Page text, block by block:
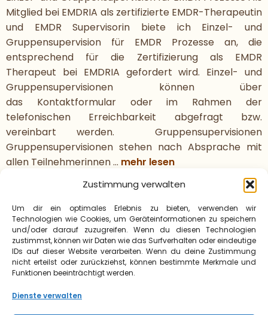
Zustimmung verwalten
Um dir ein optimales Erlebnis zu bieten, verwenden wir
Technologien wie Cookies, um Geräteinformationen zu speichern
und/oder darauf zuzugreifen. Wenn du diesen Technologien
zustimmst, können wir Daten wie das Surfverhalten oder eindeutige
IDs auf dieser Website verarbeiten. Wenn du deine Zustimmung
nicht erteilst oder zurückziehst, können bestimmte Merkmale und
Funktionen beeinträchtigt werden.
Dienste verwalten
Mitglied bei EMDRIA als zertifizierte EMDR-Therapeutin
und EMDR Supervisorin biete ich Einzel- und
Gruppensupervision für EMDR Prozesse an, die
entsprechend für die Zertifizierung als EMDR
Therapeut bei EMDRIA gefordert wird. Einzel- und
Gruppensupervisionen können über
das Kontaktformular oder im Rahmen der
telefonischen Erreichbarkeit abgefragt bzw.
vereinbart werden. Gruppensupervisionen
Gruppensupervisionen stehen nach Absprache mit
allen Teilnehmerinnen … mehr lesen
Kontaktieren Sie mich
Für Fragen und Anfragen nutzen Sie gerne das
Kontaktformular:
Kontaktformular